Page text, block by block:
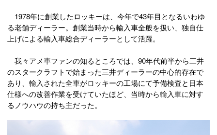
1978年に創業したロッキーは、今年で43年目となるいわゆ
る老舗ディーラー。創業当時から輸入車全般を扱い、独自仕
上げによる輸入車総合ディーラーとして活躍。
我々アメ車ファンの知るところでは、90年代前半から三井
のスタークラフトで始まった三井ディーラーの中心的存在で
あり、輸入された全車がロッキーの工場にて予備検査と日本
仕様への改善作業を受けていたほど、当時から輸入車に対す
るノウハウの持ち主だった。